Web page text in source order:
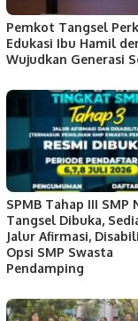
Pemkot Tangsel
Edukasi Ibu Hamil
Wujudkan Generasi
SPMB Tahap III SMP
Tangsel Dibuka,
Jalur Afirmasi,
Opsi SMP Swasta
Pendamping